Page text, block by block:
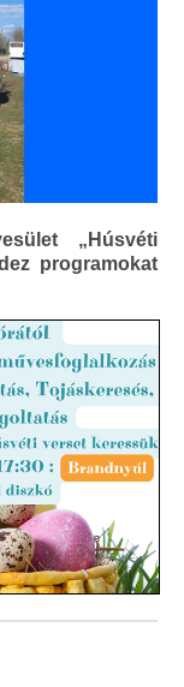
„Húsvéti
programokat